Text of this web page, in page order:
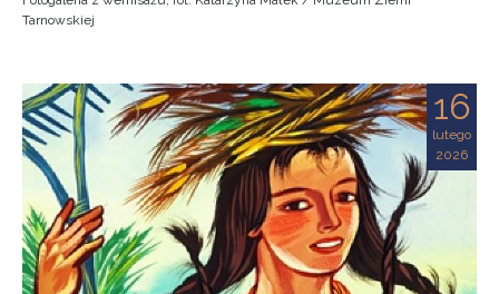
Tarnowskiej
16
lutego
2026